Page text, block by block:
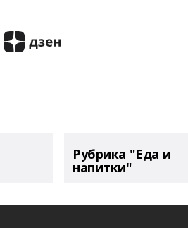
Рубрика "Еда и
напитки"